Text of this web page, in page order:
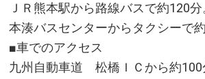
ＪＲ熊本駅から路線バスで約120分
本湊バスセンターからタクシーで約
■車でのアクセス
九州自動車道 松橋ＩＣから約100